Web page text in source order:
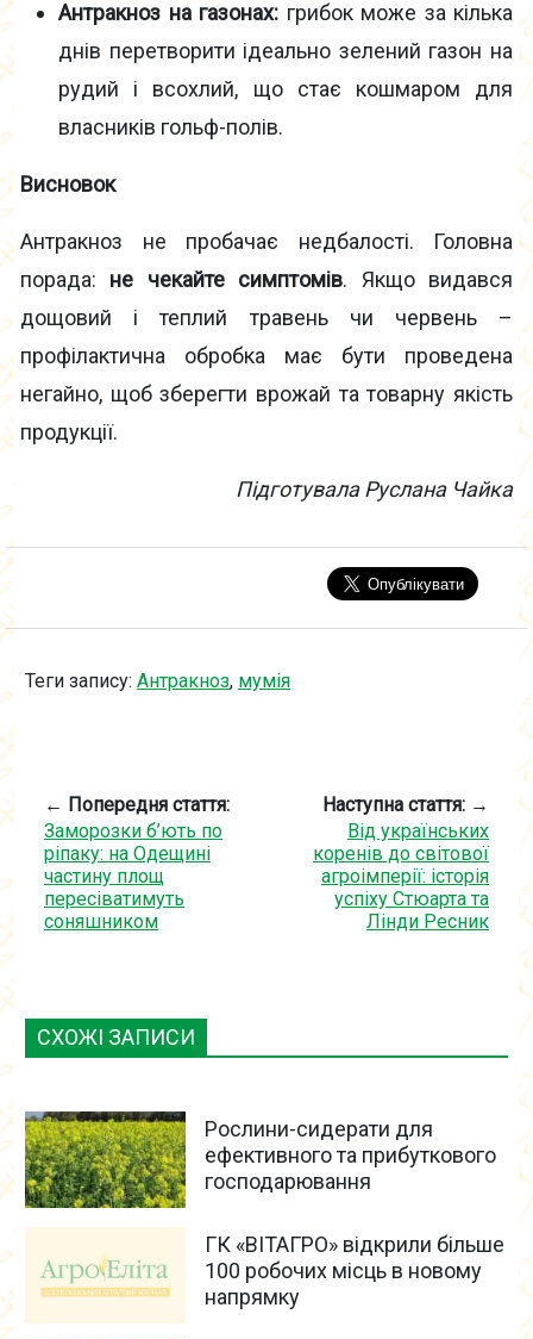
Антракноз на газонах: грибок може за кілька
днів перетворити ідеально зелений газон на
рудий і всохлий, що стає кошмаром для
власників гольф-полів.
Висновок
Антракноз не пробачає недбалості. Головна
порада: не чекайте симптомів. Якщо видався
дощовий і теплий травень чи червень –
профілактична обробка має бути проведена
негайно, щоб зберегти врожай та товарну якість
продукції.
Підготувала Руслана Чайка
Теги запису: Антракноз, мумія
← Попередня стаття:
Заморозки б’ють по
ріпаку: на Одещині
частину площ
пересіватимуть
соняшником
Наступна стаття: →
Від українських
коренів до світової
агроімперії: історія
успіху Стюарта та
Лінди Ресник
СХОЖІ ЗАПИСИ
Рослини-сидерати для
ефективного та прибуткового
господарювання
ГК «ВІТАГРО» відкрили більше
100 робочих місць в новому
напрямку